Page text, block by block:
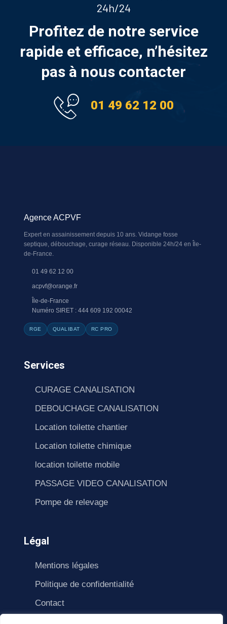
24h/24
Profitez de notre service
rapide et efficace, n’hésitez
pas à nous contacter
01 49 62 12 00
Agence ACPVF
Expert en assainissement depuis 10 ans. Vidange fosse
septique, débouchage, curage réseau. Disponible 24h/24 en Île-
de-France.
01 49 62 12 00
acpvf@orange.fr
Île-de-France
Numéro SIRET : 444 609 192 00042
RGE QUALIBAT RC PRO
Services
CURAGE CANALISATION
DEBOUCHAGE CANALISATION
Location toilette chantier
Location toilette chimique
location toilette mobile
PASSAGE VIDEO CANALISATION
Pompe de relevage
Légal
Mentions légales
Politique de confidentialité
Contact